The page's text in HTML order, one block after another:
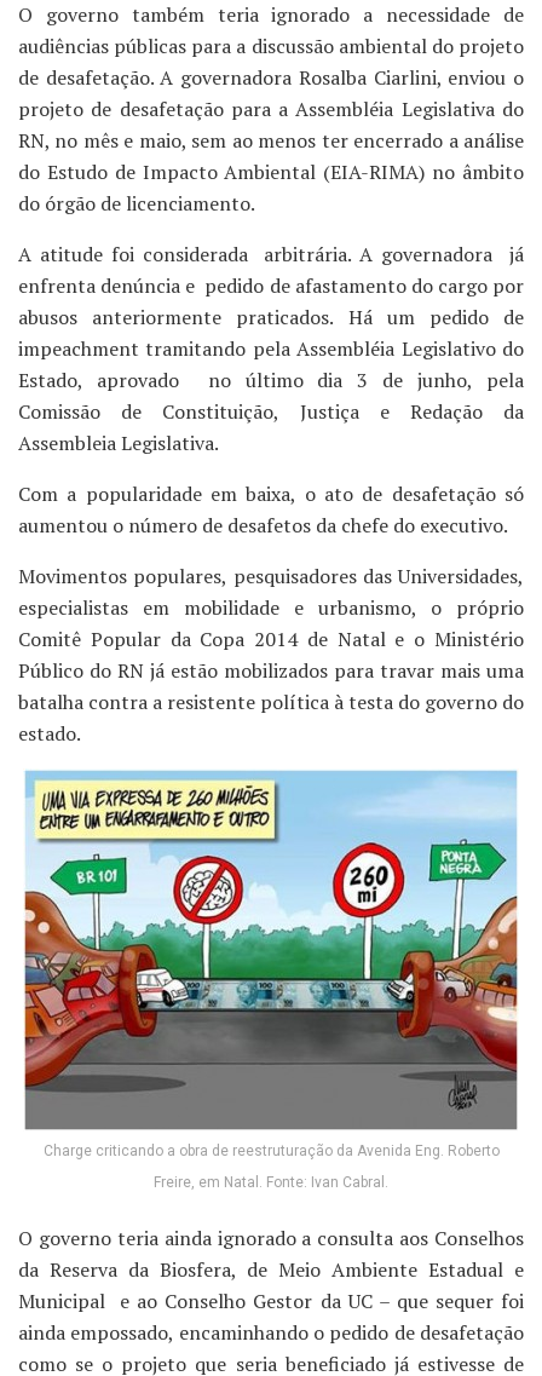
O governo também teria ignorado a necessidade de
audiências públicas para a discussão ambiental do projeto
de desafetação. A governadora Rosalba Ciarlini, enviou o
projeto de desafetação para a Assembléia Legislativa do
RN, no mês e maio, sem ao menos ter encerrado a análise
do Estudo de Impacto Ambiental (EIA-RIMA) no âmbito
do órgão de licenciamento.
A atitude foi considerada arbitrária. A governadora já
enfrenta denúncia e pedido de afastamento do cargo por
abusos anteriormente praticados. Há um pedido de
impeachment tramitando pela Assembléia Legislativo do
Estado, aprovado no último dia 3 de junho, pela
Comissão de Constituição, Justiça e Redação da
Assembleia Legislativa.
Com a popularidade em baixa, o ato de desafetação só
aumentou o número de desafetos da chefe do executivo.
Movimentos populares, pesquisadores das Universidades,
especialistas em mobilidade e urbanismo, o próprio
Comitê Popular da Copa 2014 de Natal e o Ministério
Público do RN já estão mobilizados para travar mais uma
batalha contra a resistente política à testa do governo do
estado.
Charge criticando a obra de reestruturação da Avenida Eng. Roberto
Freire, em Natal. Fonte: Ivan Cabral.
O governo teria ainda ignorado a consulta aos Conselhos
da Reserva da Biosfera, de Meio Ambiente Estadual e
Municipal e ao Conselho Gestor da UC – que sequer foi
ainda empossado, encaminhando o pedido de desafetação
como se o projeto que seria beneficiado já estivesse de